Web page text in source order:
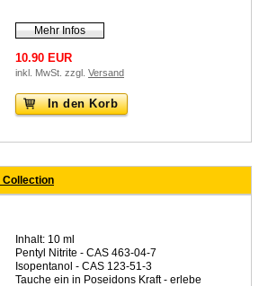
Mehr Infos
10.90 EUR
inkl. MwSt. zzgl. Versand
In den Korb
Collection
Inhalt: 10 ml
Pentyl Nitrite - CAS 463-04-7
Isopentanol - CAS 123-51-3
Tauche ein in Poseidons Kraft - erlebe